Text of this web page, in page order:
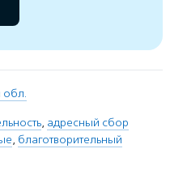
обл.
, адресный сбор
, благотворительный